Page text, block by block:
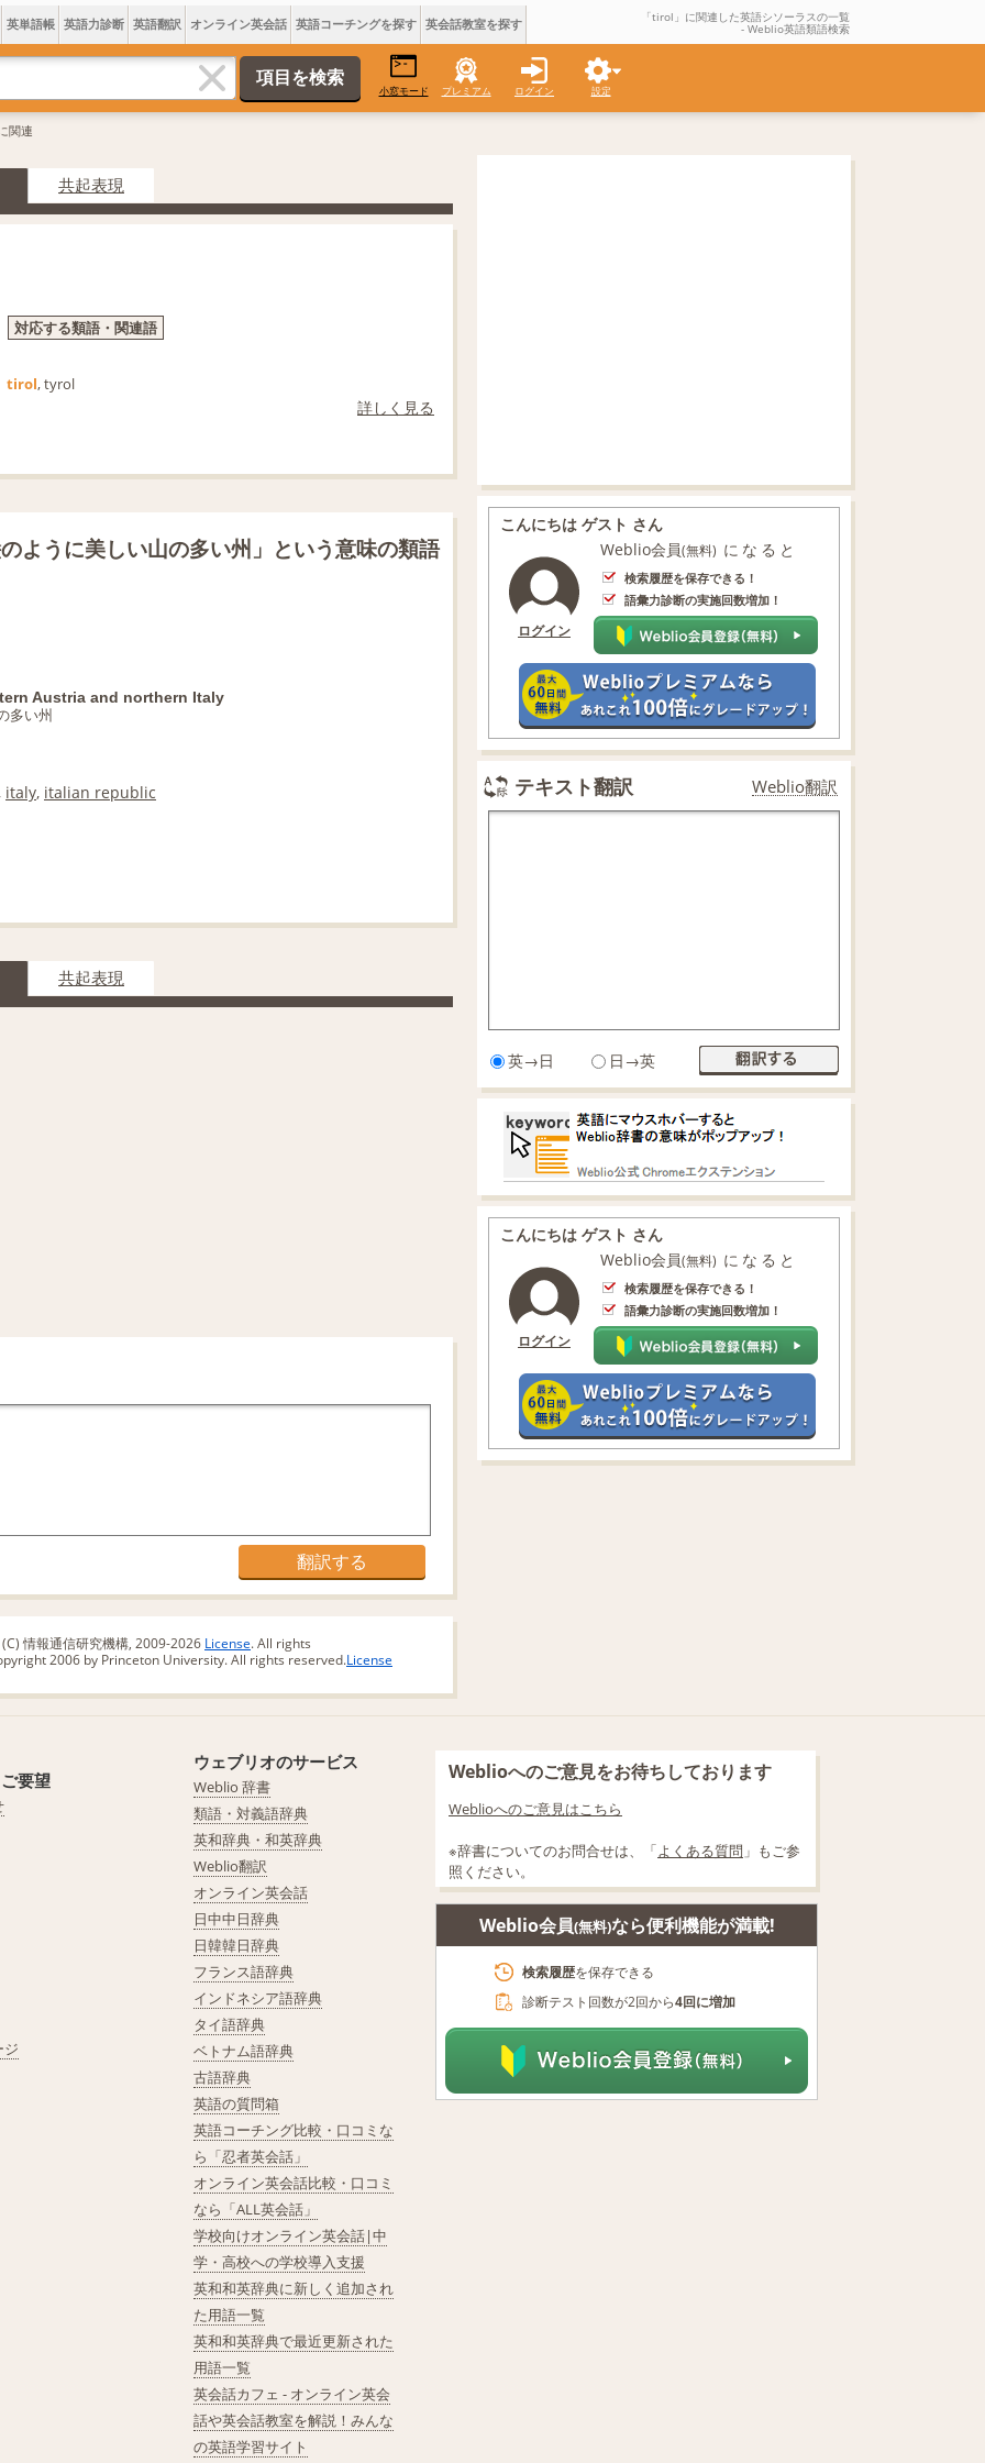
英単語帳 英語力診断 英語翻訳 オンライン英会話 英語コーチングを探す 英会話教室を探す 「tirol」に関連した英語シソーラスの一覧
- Weblio英語類語検索
小窓モード プレミアム ログイン 設定
関連
共起表現
対応する類語・関連語
tirol, tyrol
詳しく見る
ように美しい山の多い州」という意味の類語
Austria and northern Italy
多い州
italy, italian republic
共起表現
情報通信研究機構, 2009-2026 License. All rights
2006 by Princeton University. All rights reserved.License
こんにちは ゲスト さん
ログイン
Weblio会員(無料) になると
検索履歴を保存できる！
語彙力診断の実施回数増加！
テキスト翻訳 Weblio翻訳
英→日 日→英
こんにちは ゲスト さん
ログイン
Weblio会員(無料) になると
検索履歴を保存できる！
語彙力診断の実施回数増加！
要望
ジ
ウェブリオのサービス
Weblio 辞書
類語・対義語辞典
英和辞典・和英辞典
Weblio翻訳
オンライン英会話
日中中日辞典
日韓韓日辞典
フランス語辞典
インドネシア語辞典
タイ語辞典
ベトナム語辞典
古語辞典
英語の質問箱
英語コーチング比較・口コミな
ら「忍者英会話」
オンライン英会話比較・口コミ
なら「ALL英会話」
学校向けオンライン英会話|中
学・高校への学校導入支援
英和和英辞典に新しく追加され
た用語一覧
英和和英辞典で最近更新された
用語一覧
英会話カフェ - オンライン英会
話や英会話教室を解説！みんな
の英語学習サイト
Weblioへのご意見をお待ちしております
Weblioへのご意見はこちら
※辞書についてのお問合せは、「よくある質問 」もご参
照ください。
Weblio会員(無料)なら便利機能が満載!
検索履歴を保存できる
診断テスト回数が2回から4回に増加